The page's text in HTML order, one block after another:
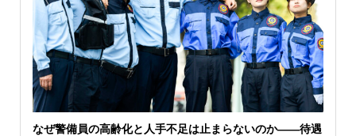
なぜ警備員の高齢化と人手不足は止まらないのか――待遇